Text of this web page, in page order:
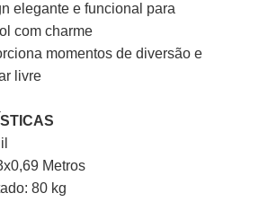
elegante e funcional para
com charme
momentos de diversão e
livre
Metros
80 kg